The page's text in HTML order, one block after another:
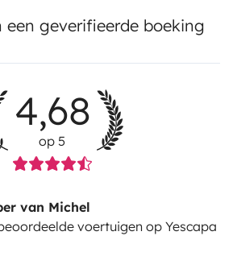
een geverifieerde boeking
4,68
op 5
van Michel
voertuigen op Yescapa